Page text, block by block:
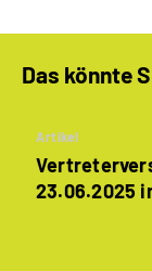
Das könnte
Artikel
23.06.2025